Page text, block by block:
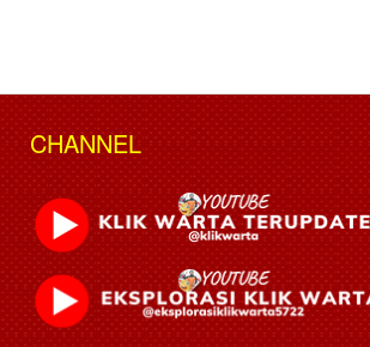
CHANNEL